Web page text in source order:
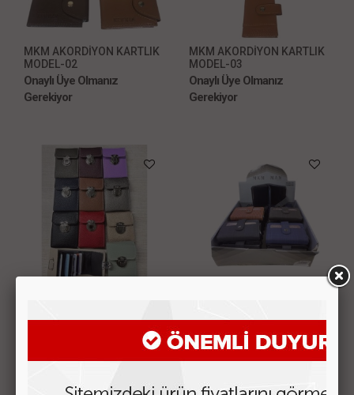
MKM AKORDİYON KARTLIK
MODEL-02
Onaylı Üye Olmanız
Gerekiyor
MKM AKORDİYON KARTLIK
MODEL-03
Onaylı Üye Olmanız
Gerekiyor
Onaylı Üye Olmanız
Onaylı Üye Olmanız
Gerekiyor